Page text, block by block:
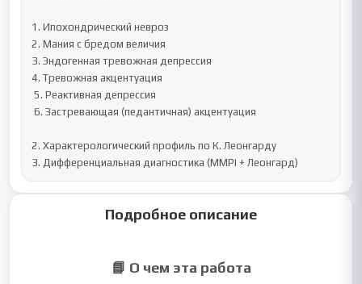
1. Ипохондрический невроз
2. Мания с бредом величия
3. Эндогенная тревожная депрессия
4. Тревожная акцентуация
5. Реактивная депрессия
6. Застревающая (педантичная) акцентуация
2. Характерологический профиль по К. Леонгарду
3. Дифференциальная диагностика (MMPI + Леонгард)
Подробное описание
📘 О чем эта работа